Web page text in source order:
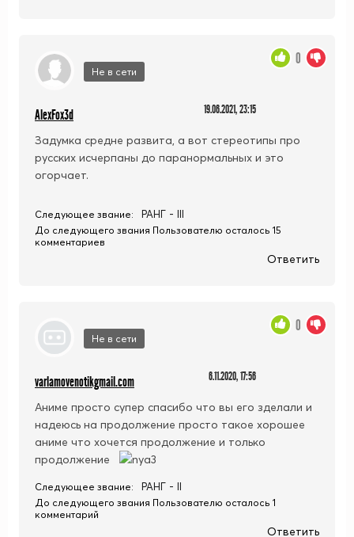
Не в сети
AlexFox3d 19.06.2021, 23:15
Задумка средне развита, а вот стереотипы про
русских исчерпаны до паранормальных и это
огорчает.
0
Следующее звание: РАНГ - III
До следующего звания Пользователю осталось 15
комментариев
Ответить
Не в сети
varlamovenotikgmail.com 6.11.2020, 17:56
Аниме просто супер спасибо что вы его зделали и
надеюсь на продолжение просто такое хорошее
аниме что хочется продолжение и только
продолжение
0
Следующее звание: РАНГ - II
До следующего звания Пользователю осталось 1
комментарий
Ответить